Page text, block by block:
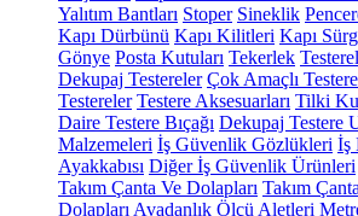
Yalıtım Bantları Stoper Sineklik
Kapı Dürbünü Kapı Kilitleri Kapı
Gönye Posta Kutuları Tekerlek
Dekupaj Testereler Çok Amaçlı
Testereler Testere Aksesuarları Tilki
Daire Testere Bıçağı Dekupaj Testere
Malzemeleri İş Güvenlik Gözlükleri İş
Ayakkabısı Diğer İş Güvenlik Ürünleri
Takım Çanta Ve Dolapları Takım
Dolapları Avadanlık Ölçü Aletleri